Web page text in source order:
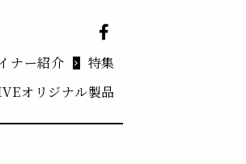
ナー紹介
特集
オリジナル製品